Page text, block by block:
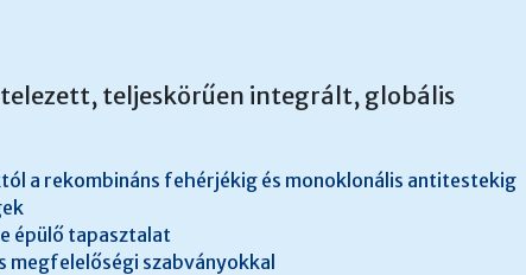
teljeskörűen integrált, globális
a rekombináns fehérjékig és monoklonális antitestekig
épülő tapasztalat
megfelelőségi szabványokkal